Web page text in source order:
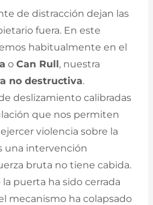
de distracción dejan las
fuera. En este
habitualmente en el
o Can Rull, nuestra
no destructiva.
deslizamiento calibradas
que nos permiten
violencia sobre la
una intervención
bruta no tiene cabida.
puerta ha sido cerrada
mecanismo ha colapsado